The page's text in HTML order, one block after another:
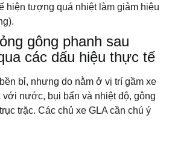
hiện tượng quá nhiệt làm giảm hiệu
gông phanh sau
các dấu hiệu thực tế
bỉ, nhưng do nằm ở vị trí gầm xe
nước, bụi bẩn và nhiệt độ, gông
trặc. Các chủ xe GLA cần chú ý